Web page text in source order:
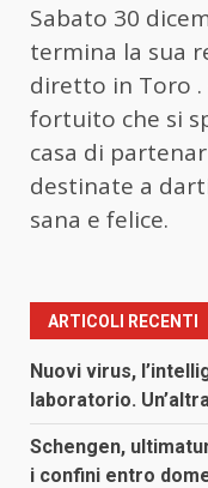
Sabato 30
termina la sua
diretto in Toro .
fortuito che si
casa di
destinate a
sana e felice.
ARTICOLI RECENTI
Nuovi virus,
laboratorio.
Schengen,
i confini entro